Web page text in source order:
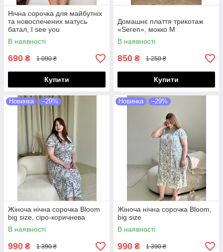
Нічна сорочка для майбутніх
та новоспечених матусь
батал, I see you
В наявності
690 ₴ 1 090 ₴
Купити
Домашнє плаття трикотаж
«Seren», мокко M
В наявності
850 ₴ 1 250 ₴
Купити
Новинка –29%
Жіноча нічна сорочка Bloom
big size, сіро-коричнева
В наявності
990 ₴ 1 390 ₴
Новинка –29%
Жіноча нічна сорочка Bloom,
big size
В наявності
990 ₴ 1 390 ₴